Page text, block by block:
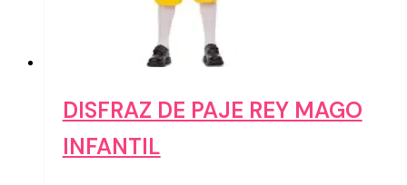
DISFRAZ DE PAJE REY MAGO
INFANTIL